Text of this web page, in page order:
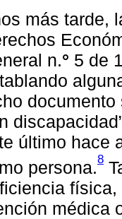
más tarde,
n.° 5 de
documento
último hace
persona.8
médica